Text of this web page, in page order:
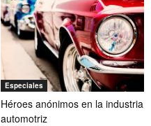
Especiales
Héroes anónimos en la industria
automotriz